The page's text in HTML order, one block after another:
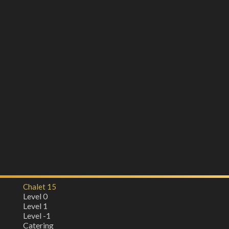
Chalet 15
Level 0
Level 1
Level -1
Catering